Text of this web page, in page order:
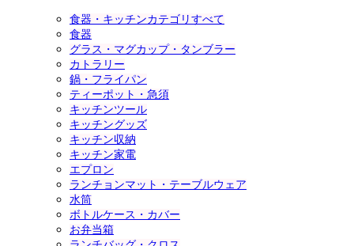
食器・キッチンカテゴリすべて
食器
グラス・マグカップ・タンブラー
カトラリー
鍋・フライパン
ティーポット・急須
キッチンツール
キッチングッズ
キッチン収納
キッチン家電
エプロン
ランチョンマット・テーブルウェア
水筒
ボトルケース・カバー
お弁当箱